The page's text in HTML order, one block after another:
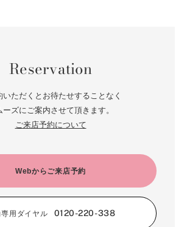
Reservation
いただくとお待たせすることなく
ーズにご案内させて頂きます。
ご来店予約について
Webからご来店予約
用ダイヤル 0120-220-338